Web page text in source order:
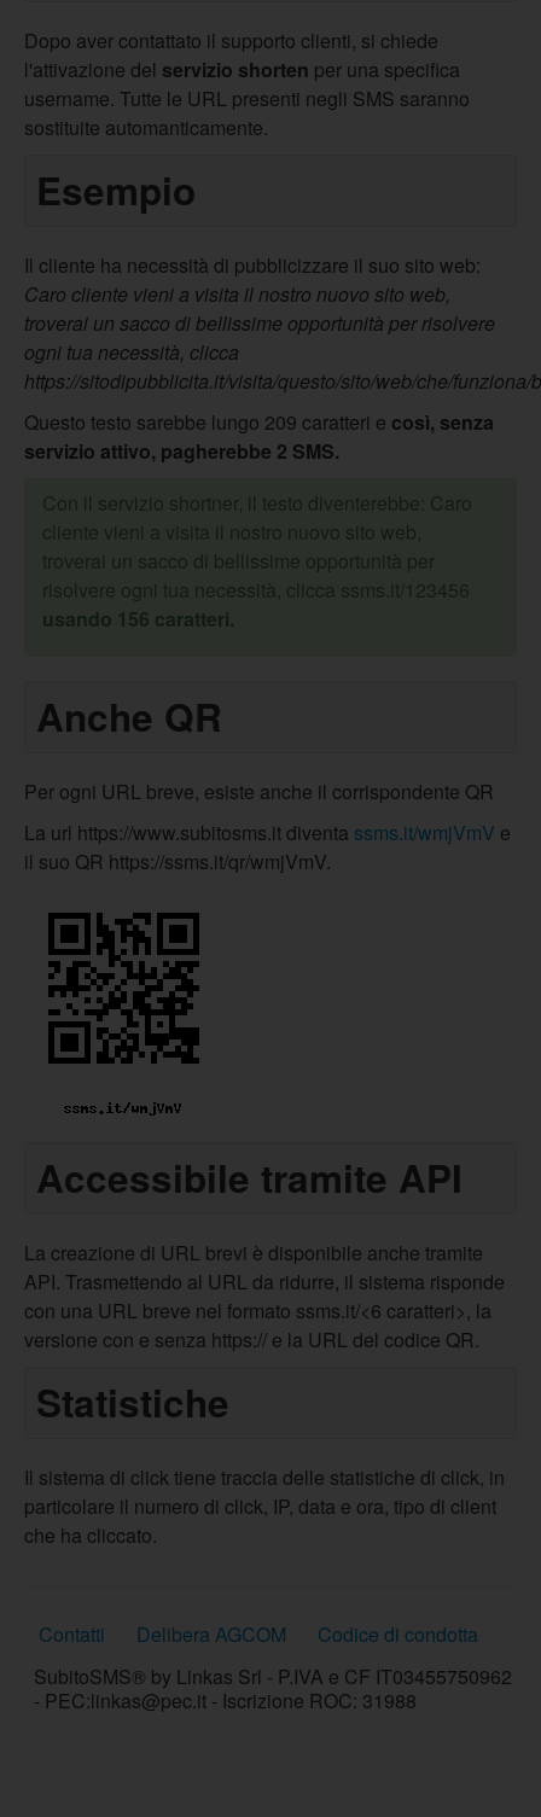
Dopo aver contattato il supporto clienti, si chiede
l'attivazione del servizio shorten per una specifica
username. Tutte le URL presenti negli SMS saranno
sostituite automanticamente.
Esempio
Il cliente ha necessità di pubblicizzare il suo sito web:
Caro cliente vieni a visita il nostro nuovo sito web,
troverai un sacco di bellissime opportunità per risolvere
ogni tua necessità, clicca
https://sitodipubblicita.it/visita/questo/sito/web/che/funziona/
Questo testo sarebbe lungo 209 caratteri e così, senza
servizio attivo, pagherebbe 2 SMS.
Con il servizio shortner, il testo diventerebbe: Caro
cliente vieni a visita il nostro nuovo sito web,
troverai un sacco di bellissime opportunità per
risolvere ogni tua necessità, clicca ssms.it/123456
usando 156 caratteri.
Anche QR
Per ogni URL breve, esiste anche il corrispondente QR
La url https://www.subitosms.it diventa ssms.it/wmjVmV e
il suo QR https://ssms.it/qr/wmjVmV.
Accessibile tramite API
La creazione di URL brevi è disponibile anche tramite
API. Trasmettendo al URL da ridurre, il sistema risponde
con una URL breve nel formato ssms.it/<6 caratteri>, la
versione con e senza https:// e la URL del codice QR.
Statistiche
Il sistema di click tiene traccia delle statistiche di click, in
particolare il numero di click, IP, data e ora, tipo di client
che ha cliccato.
Contatti Delibera AGCOM
Codice di condotta
SubitoSMS® by Linkas Srl - P.IVA e CF IT03455750962
- PEC:linkas@pec.it - Iscrizione ROC: 31988